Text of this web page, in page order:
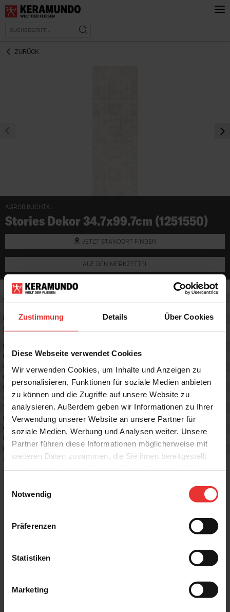
Zustimmung Details Über Cookies
Diese Webseite verwendet Cookies
Wir verwenden Cookies, um Inhalte und Anzeigen zu
personalisieren, Funktionen für soziale Medien anbieten
zu können und die Zugriffe auf unsere Website zu
analysieren. Außerdem geben wir Informationen zu Ihrer
Verwendung unserer Website an unsere Partner für
soziale Medien, Werbung und Analysen weiter. Unsere
Partner führen diese Informationen möglicherweise mit
weiteren Daten zusammen, die Sie ihnen bereitgestellt
Notwendig
Präferenzen
Statistiken
Marketing
ZURÜCK
AGROB BUCHTAL
Stories Dekor 34.7x99.7cm (1251550)
JETZT STANDORT FINDEN
AUF DEN MERKZETTEL
Artikelnummer:
Typ:
Material:
Steingut
Einsatzbereich
Breite:
Länge:
100 cm
Stärke:
6 mm
Format
Frostsicherheit:
nein
Abriebgruppe:
-
Trittsicherheit barfuß:
-
Farbton:
soft sepia
Oberfläche
:
matt
Rektifiziert
Rutschhemmwert:
-
Stilrichtung : Puristisch, Trendy